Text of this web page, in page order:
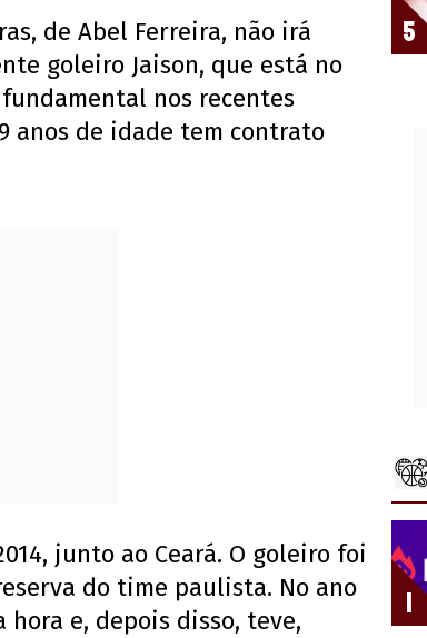
de Abel Ferreira, não irá
goleiro Jaison, que está no
nos recentes
anos de idade tem contrato
junto ao Ceará. O goleiro foi
do time paulista. No ano
e, depois disso, teve,
5
1